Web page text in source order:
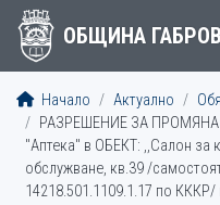
ОБЩИНА
Начало Актуално
РАЗРЕШЕНИЕ ЗА
"Аптека" в ОБЕКТ: ,,Салон за
обслужване, кв.39 /
14218.501.1109.1.17 по КККР/